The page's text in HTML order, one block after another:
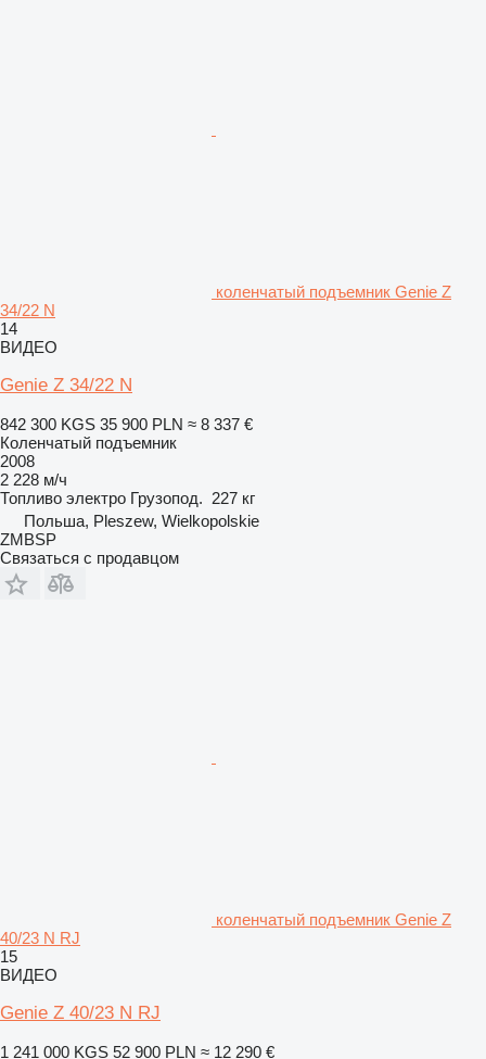
коленчатый подъемник Genie Z
34/22 N
14
ВИДЕО
Genie Z 34/22 N
842 300 KGS 35 900 PLN ≈ 8 337 €
Коленчатый подъемник
2008
2 228 м/ч
Топливо электро Грузопод. 227 кг
Польша, Pleszew, Wielkopolskie
ZMBSP
Связаться с продавцом
коленчатый подъемник Genie Z
40/23 N RJ
15
ВИДЕО
Genie Z 40/23 N RJ
1 241 000 KGS 52 900 PLN ≈ 12 290 €